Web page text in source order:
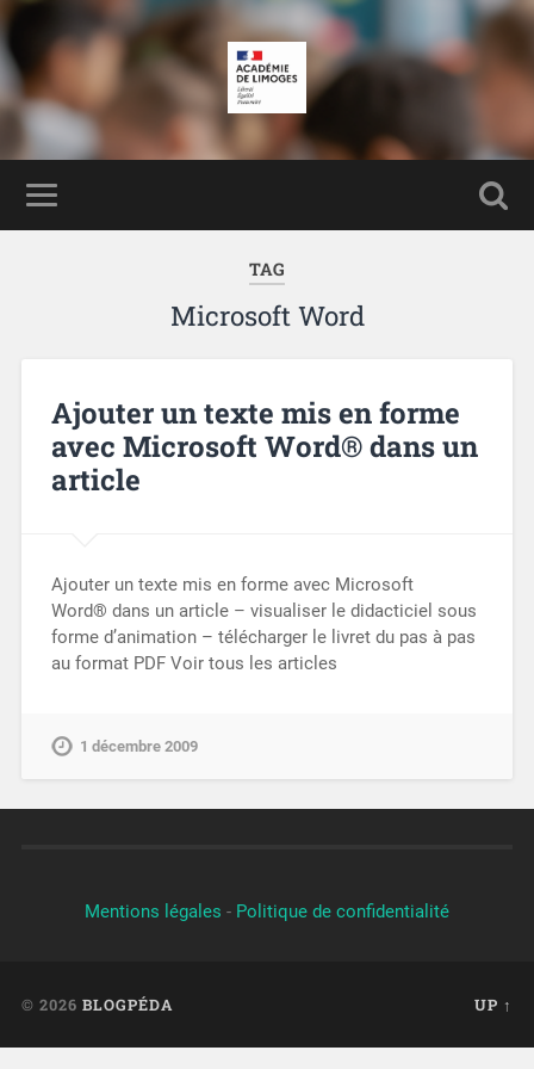
TAG
Microsoft Word
Ajouter un texte mis en forme
avec Microsoft Word® dans un
article
Ajouter un texte mis en forme avec Microsoft
Word® dans un article – visualiser le didacticiel sous
forme d’animation – télécharger le livret du pas à pas
au format PDF Voir tous les articles
1 décembre 2009
Mentions légales - Politique de confidentialité
© 2026 BLOGPÉDA UP ↑